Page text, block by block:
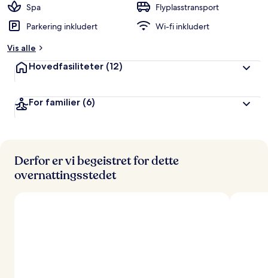
Spa
Flyplasstransport
Parkering inkludert
Wi-fi inkludert
Vis alle
Hovedfasiliteter (12)
For familier (6)
Derfor er vi begeistret for dette
overnattingsstedet